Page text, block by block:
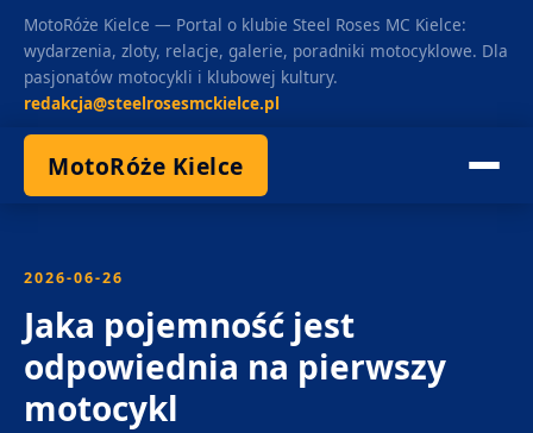
MotoRóże Kielce — Portal o klubie Steel Roses MC Kielce:
wydarzenia, zloty, relacje, galerie, poradniki motocyklowe. Dla
pasjonatów motocykli i klubowej kultury.
redakcja@steelrosesmckielce.pl
MotoRóże Kielce
2026-06-26
Jaka pojemność jest
odpowiednia na pierwszy
motocykl